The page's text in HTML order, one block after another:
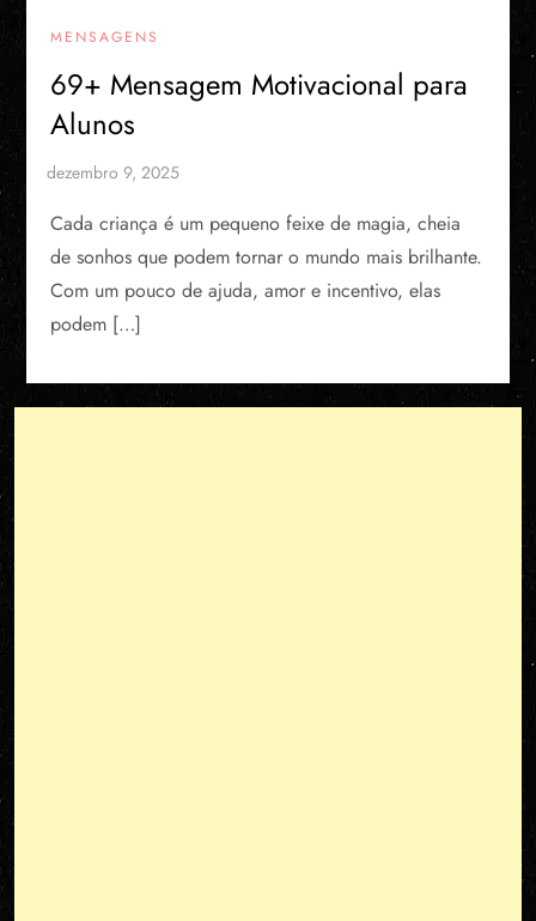
MENSAGENS
69+ Mensagem Motivacional para
Alunos
Cada criança é um pequeno feixe de magia, cheia
de sonhos que podem tornar o mundo mais brilhante.
Com um pouco de ajuda, amor e incentivo, elas
podem […]